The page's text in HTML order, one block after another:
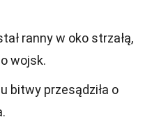
ranny w oko strzałą,
wojsk.
bitwy przesądziła o